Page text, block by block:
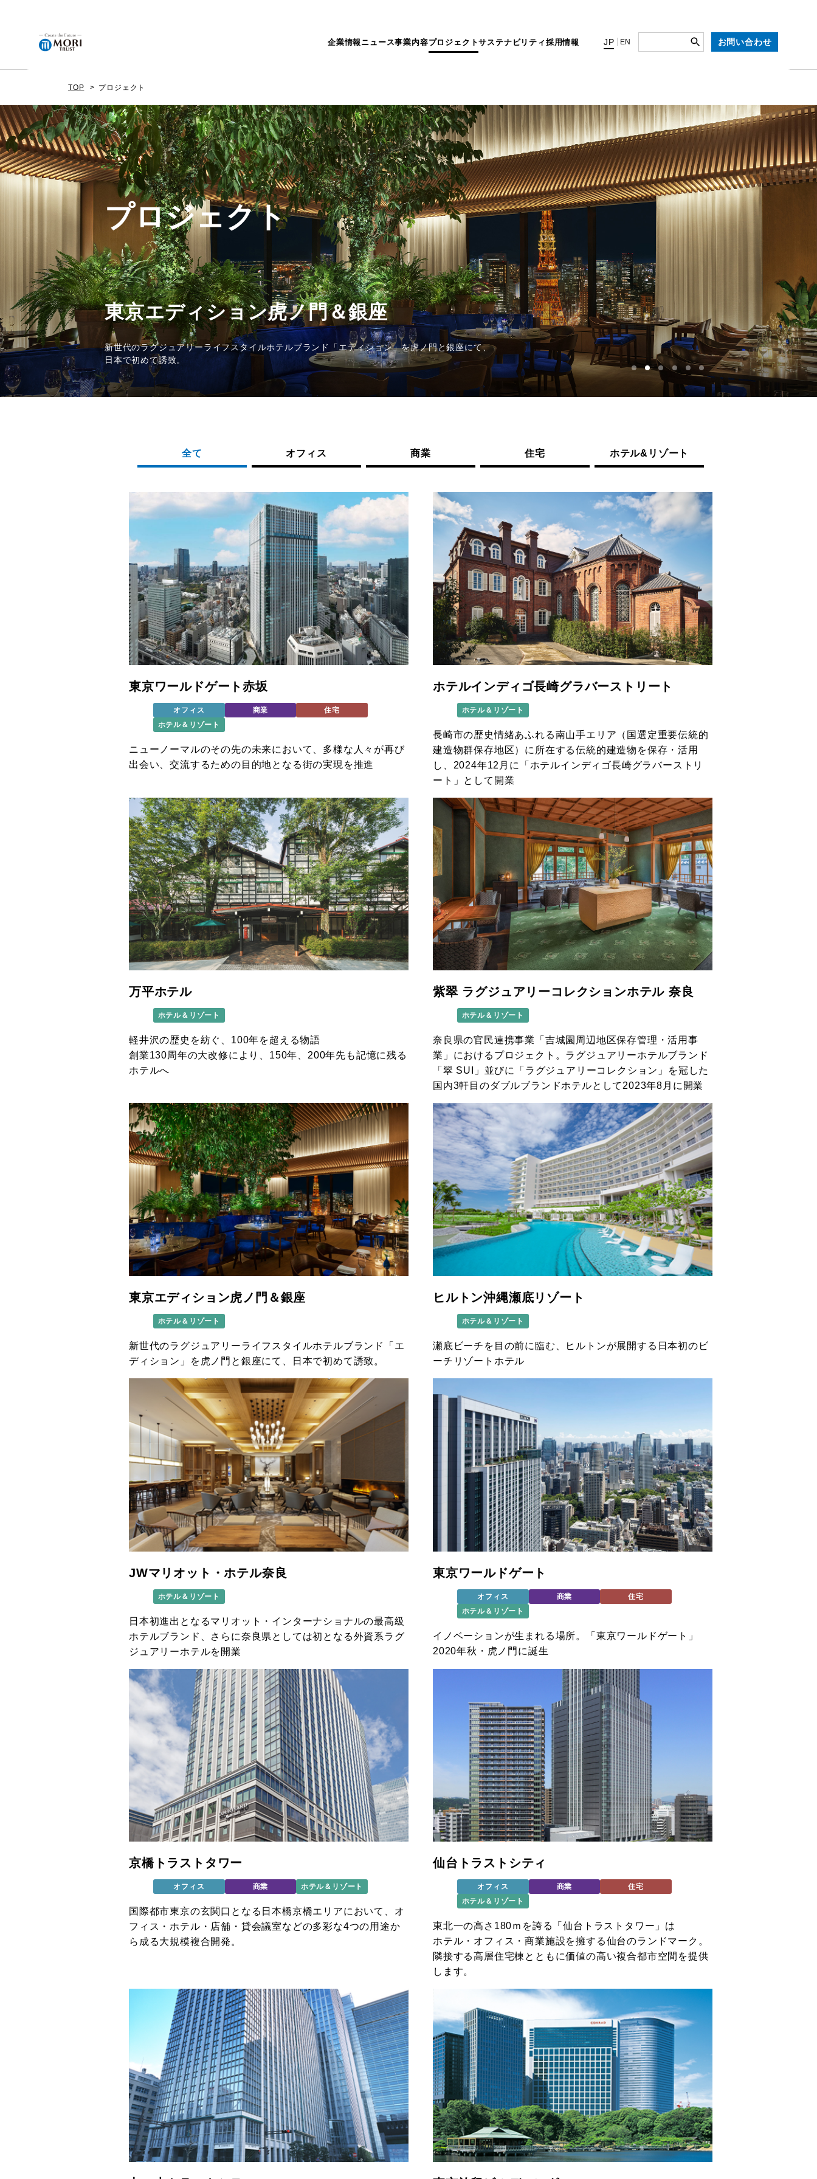
企業情報 ニュース事業内容プロジェクトサステナビリティ 採用情報 JP EN お問い合わせ
企業情報
ニュース
事業内容
プロジェクト
サステナビリティ
採用情報
日本語 English
お問い合わせ
TOP プロジェクト
プロジェクト
京エディション虎ノ門＆銀座
世代のラグジュアリーライフスタイルホテルブランド「エディション」を虎ノ門と銀座にて、
本で初めて誘致。
全て オフィス 商業 住宅 ホテル&リゾート
東京ワールドゲート赤坂
オフィス 商業
住宅
ホテル＆リゾート
ニューノーマルのその先の未来において、多様な人々が再び
出会い、交流するための目的地となる街の実現を推進
ホテルインディゴ長崎グラバーストリート
ホテル＆リゾート
長崎市の歴史情緒あふれる南山手エリア（国選定重要伝統的
建造物群保存地区）に所在する伝統的建造物を保存・活用
し、2024年12月に「ホテルインディゴ長崎グラバーストリ
ート」として開業
万平ホテル
ホテル＆リゾート
軽井沢の歴史を紡ぐ、100年を超える物語
創業130周年の大改修により、150年、200年先も記憶に残る
ホテルへ
紫翠 ラグジュアリーコレクションホテル 奈良
ホテル＆リゾート
奈良県の官民連携事業「吉城園周辺地区保存管理・活用事
業」におけるプロジェクト。ラグジュアリーホテルブランド
「翠 SUI」並びに「ラグジュアリーコレクション」を冠した
国内3軒目のダブルブランドホテルとして2023年8月に開業
東京エディション虎ノ門＆銀座
ホテル＆リゾート
新世代のラグジュアリーライフスタイルホテルブランド「エ
ディション」を虎ノ門と銀座にて、日本で初めて誘致。
ヒルトン沖縄瀬底リゾート
ホテル＆リゾート
瀬底ビーチを目の前に臨む、ヒルトンが展開する日本初のビ
ーチリゾートホテル
JWマリオット・ホテル奈良
ホテル＆リゾート
日本初進出となるマリオット・インターナショナルの最高級
ホテルブランド、さらに奈良県としては初となる外資系ラグ
ジュアリーホテルを開業
東京ワールドゲート
オフィス 商業
住宅
ホテル＆リゾート
イノベーションが生まれる場所。「東京ワールドゲート」
2020年秋・虎ノ門に誕生
京橋トラストタワー
オフィス 商業 ホテル＆リゾート
国際都市東京の玄関口となる日本橋京橋エリアにおいて、オ
フィス・ホテル・店舗・貸会議室などの多彩な4つの用途か
ら成る大規模複合開発。
仙台トラストシティ
オフィス 商業
住宅
ホテル＆リゾート
東北一の高さ180ｍを誇る「仙台トラストタワー」は
ホテル・オフィス・商業施設を擁する仙台のランドマーク。
隣接する高層住宅棟とともに価値の高い複合都市空間を提供
します。